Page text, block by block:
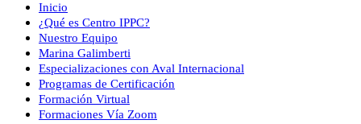
Inicio
¿Qué es Centro IPPC?
Nuestro Equipo
Marina Galimberti
Especializaciones con Aval Internacional
Programas de Certificación
Formación Virtual
Formaciones Vía Zoom